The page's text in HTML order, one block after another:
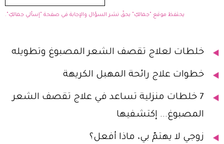
يحتفظ موقع "جمالكِ" بحقّ نشر السؤال والإجابة في صفحة "إسألي جمالكِ".
خلطات لعلاج تقصف الشعر المصبوغ وتطويله
خطوات علاج رائحة المهبل الكريهة
7 خلطات منزلية تساعد في علاج تقصف الشعر
المصبوغ... إكتشفيها
زوجي لا يهتمّ بي، ماذا أفعل؟